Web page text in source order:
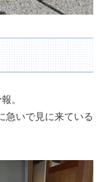
。
急いで見に来ている